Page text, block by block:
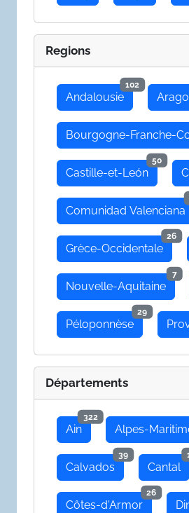
Regions
Andalousie
102
Bourgogne-Franche-
Castille-et-León
50
Comunidad Valenciana
Grèce-Occidentale
26
Nouvelle-Aquitaine
7
Péloponnèse
29
Départements
Ain
322
Alpes-
Calvados
39
Cantal
Côtes-d'Armor
26